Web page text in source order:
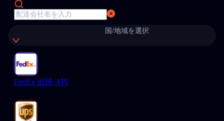
国/地域を選択
FedEx 追跡 API